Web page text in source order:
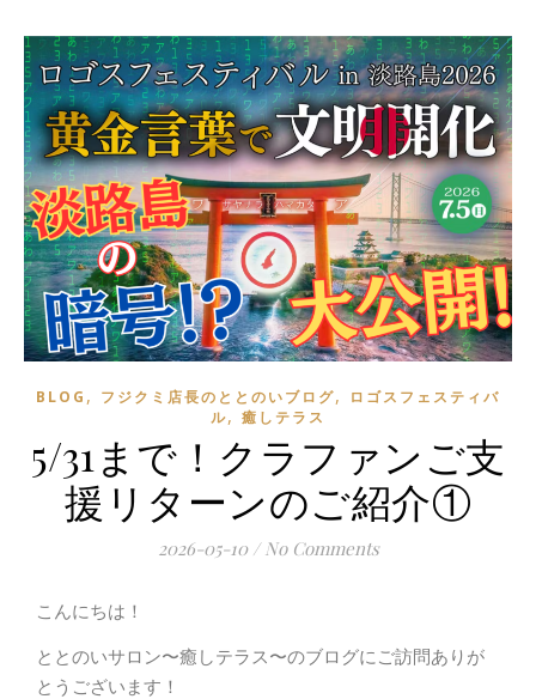
BLOG , フジクミ店長のととのいブログ,
ロゴスフェスティバ
ル, 癒しテラス
5/31まで！クラファンご支
援リターンのご紹介①
2026-05-10 / No Comments
こんにちは！
ととのいサロン〜癒しテラス〜のブログにご訪問ありが
とうございます！